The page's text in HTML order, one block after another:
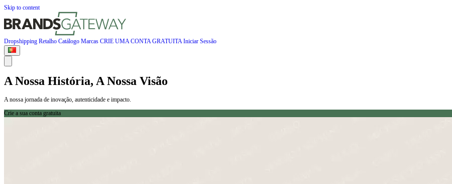
Skip to content
Dropshipping Retalho Catálogo Marcas CRIE UMA CONTA GRATUITAIniciar Sessão
A Nossa História, A Nossa Visão
A nossa jornada de inovação, autenticidade e impacto.
Crie a sua conta gratuita